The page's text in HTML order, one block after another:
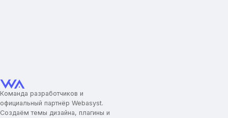
Команда разработчиков и
официальный партнёр Webasyst.
Создаём темы дизайна, плагины и